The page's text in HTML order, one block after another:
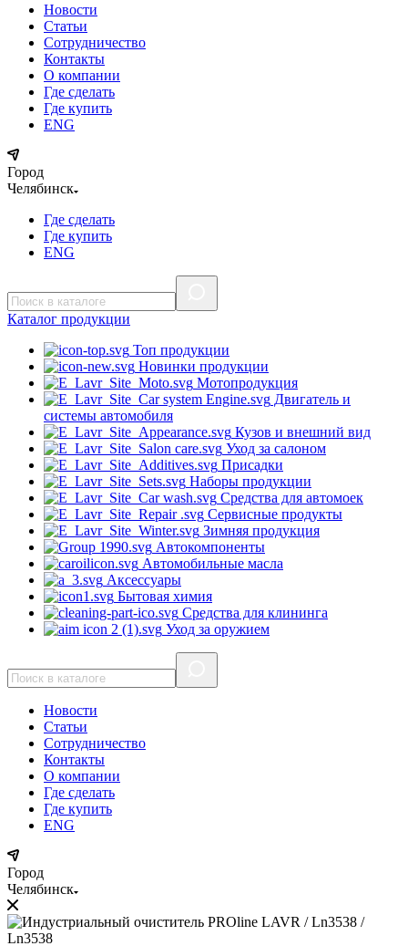
Новости
Статьи
Сотрудничество
Контакты
О компании
Где сделать
Где купить
ENG
Город
Челябинск
Где сделать
Где купить
ENG
Каталог продукции
Топ продукции
Новинки продукции
Мотопродукция
Двигатель и
системы автомобиля
Кузов и внешний вид
Уход за салоном
Присадки
Наборы продукции
Средства для автомоек
Сервисные продукты
Зимняя продукция
Автокомпоненты
Автомобильные масла
Аксессуары
Бытовая химия
Средства для клининга
Уход за оружием
Новости
Статьи
Сотрудничество
Контакты
О компании
Где сделать
Где купить
ENG
Город
Челябинск